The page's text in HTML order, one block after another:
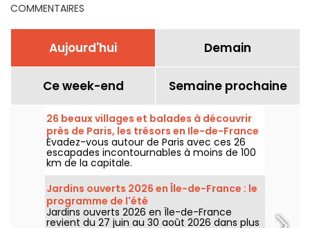
COMMENTAIRES
Aujourd'hui Demain
Ce week-end Semaine prochaine
26 beaux villages et balades à découvrir
près de Paris, les trésors en Ile-de-France
Évadez-vous autour de Paris avec ces 26
escapades incontournables à moins de 100
km de la capitale.
Jardins ouverts 2026 en Île-de-France : le
programme de l'été
Jardins ouverts 2026 en Île-de-France
revient du 27 juin au 30 août 2026 dans plus